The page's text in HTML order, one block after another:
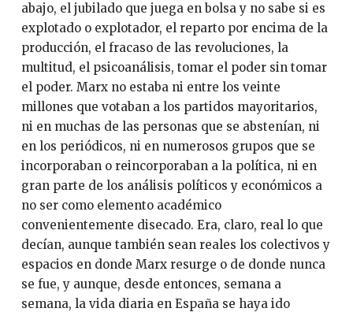
abajo, el jubilado que juega en bolsa y no sabe si es
explotado o explotador, el reparto por encima de la
producción, el fracaso de las revoluciones, la
multitud, el psicoanálisis, tomar el poder sin tomar
el poder. Marx no estaba ni entre los veinte
millones que votaban a los partidos mayoritarios,
ni en muchas de las personas que se abstenían, ni
en los periódicos, ni en numerosos grupos que se
incorporaban o reincorporaban a la política, ni en
gran parte de los análisis políticos y económicos a
no ser como elemento académico
convenientemente disecado. Era, claro, real lo que
decían, aunque también sean reales los colectivos y
espacios en donde Marx resurge o de donde nunca
se fue, y aunque, desde entonces, semana a
semana, la vida diaria en España se haya ido